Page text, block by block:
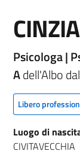
Psicologa |
Adell'Albo dal
Libero
Luogo di
CIVITAVECCHIA